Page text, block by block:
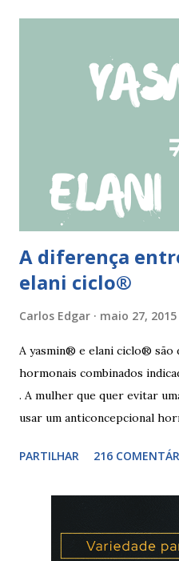
Se o esquecimento ocorrer
comprimido a mulher deve
esquecimento ocorrer entre
tomando os restantes. Se...
A diferença
elani ciclo®
Carlos Edgar maio 27, 2015
A yasmin® e elani ciclo® são
hormonais combinados
. A mulher que quer evitar
usar um anticoncepcional
para não correr riscos. Os
mulher deve tomar um
a ordem da cartela ou
PARTILHAR 216